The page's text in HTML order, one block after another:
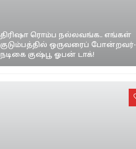
திரிஷா ரொம்ப நல்லவங்க.. எங்கள்
குடும்பத்தில் ஒருவரைப் போன்றவர்-
நடிகை குஷ்பூ ஓபன் டாக்!